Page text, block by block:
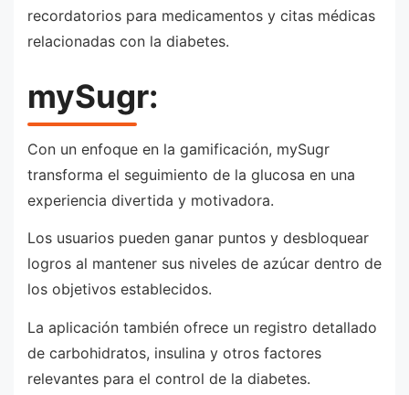
recordatorios para medicamentos y citas médicas
relacionadas con la diabetes.
mySugr:
Con un enfoque en la gamificación, mySugr
transforma el seguimiento de la glucosa en una
experiencia divertida y motivadora.
Los usuarios pueden ganar puntos y desbloquear
logros al mantener sus niveles de azúcar dentro de
los objetivos establecidos.
La aplicación también ofrece un registro detallado
de carbohidratos, insulina y otros factores
relevantes para el control de la diabetes.